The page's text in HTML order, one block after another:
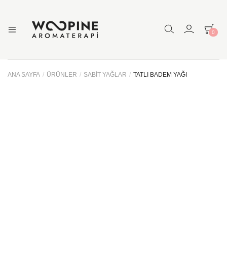
Çakra
Yağları
ve
0
ANA SAYFA / ÜRÜNLER / SABIT YAĞLAR / TATLI BADEM YAĞI